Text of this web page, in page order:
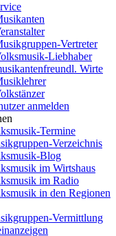
Vertreter
Liebhaber
Wirte
anmelden
Termine
Verzeichnis
Blog
im Wirtshaus
im Radio
in den Regionen
Vermittlung